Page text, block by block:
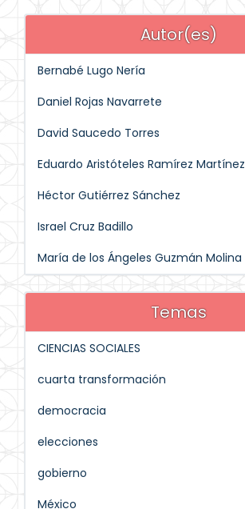
Autor(es)
Bernabé Lugo Nería
Daniel Rojas Navarrete
David Saucedo Torres
Eduardo Aristóteles Ramírez Martínez
Héctor Gutiérrez Sánchez
Israel Cruz Badillo
María de los Ángeles Guzmán Molina
Temas
CIENCIAS SOCIALES
cuarta transformación
democracia
elecciones
gobierno
México